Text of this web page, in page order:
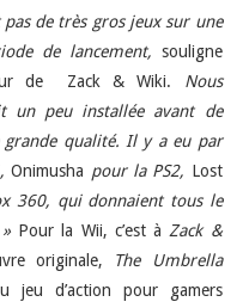
de très gros jeux sur une
de lancement, souligne
de Zack & Wiki. Nous
un peu installée avant de
qualité. Il y a eu par
Onimusha pour la PS2, Lost
360, qui donnaient tous le
Pour la Wii, c’est à Zack &
originale,
The Umbrella
d’action pour gamers